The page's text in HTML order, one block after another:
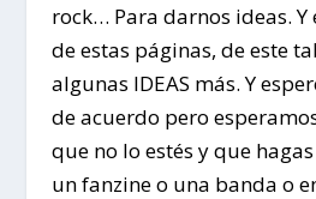
rock… Para darnos ideas. Y
de estas páginas, de este
algunas IDEAS más. Y
de acuerdo pero
que no lo estés y que
un fanzine o una banda o